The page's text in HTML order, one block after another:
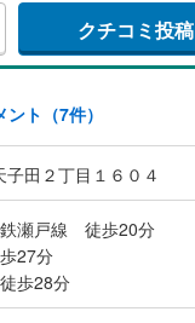
クチコミ投稿
ント（7件）
田２丁目１６０４
瀬戸線 徒歩20分
27分
歩28分